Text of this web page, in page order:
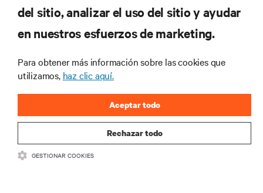
RECURSOS
CORPORATIVO
SÍGANOS
del sitio, analizar el uso del sitio y ayudar
en nuestros esfuerzos de marketing.
Para obtener más información sobre las cookies que
utilizamos, haz clic aquí.
Rechazar todo
Aceptar todo
GESTIONAR COOKIES